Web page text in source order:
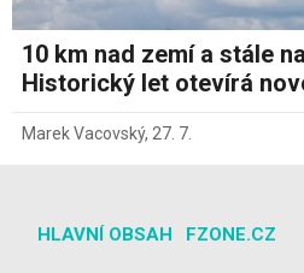
10 km nad zemí a stále
Historický let otevírá
Marek Vacovský, 27. 7.
HLAVNÍ OBSAH FZONE.CZ